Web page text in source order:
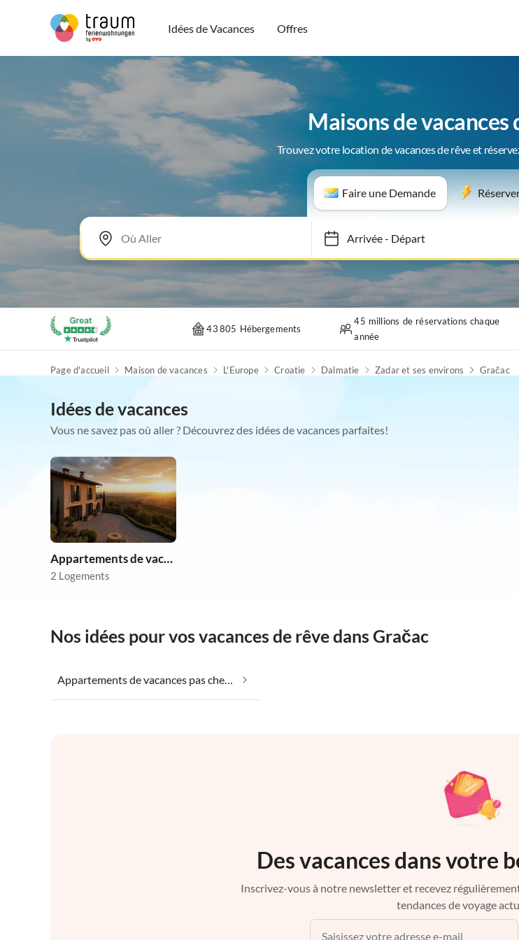
Idées de Vacances Offres
Maisons de vacances
Trouvez votre location de vacances de rêve et
Faire une Demande
Arrivée-Départ
43 805 Hébergements
45 millions de réservations chaque
année
Page d'accueil Maison de vacances L'Europe Croatie Dalmatie Zadar et ses environs Gračac
Idées de vacances
Vous ne savez pas où aller ? Découvrez des idées de vacances parfaites!
Appartements de vacances pas chers
2 Logements
Nos idées pour vos vacances de rêve dans Gračac
Appartements de vacances pas chers dans Gračac
Des vacances dans votre
Inscrivez-vous à notre newsletter et recevez
tendances de voyage